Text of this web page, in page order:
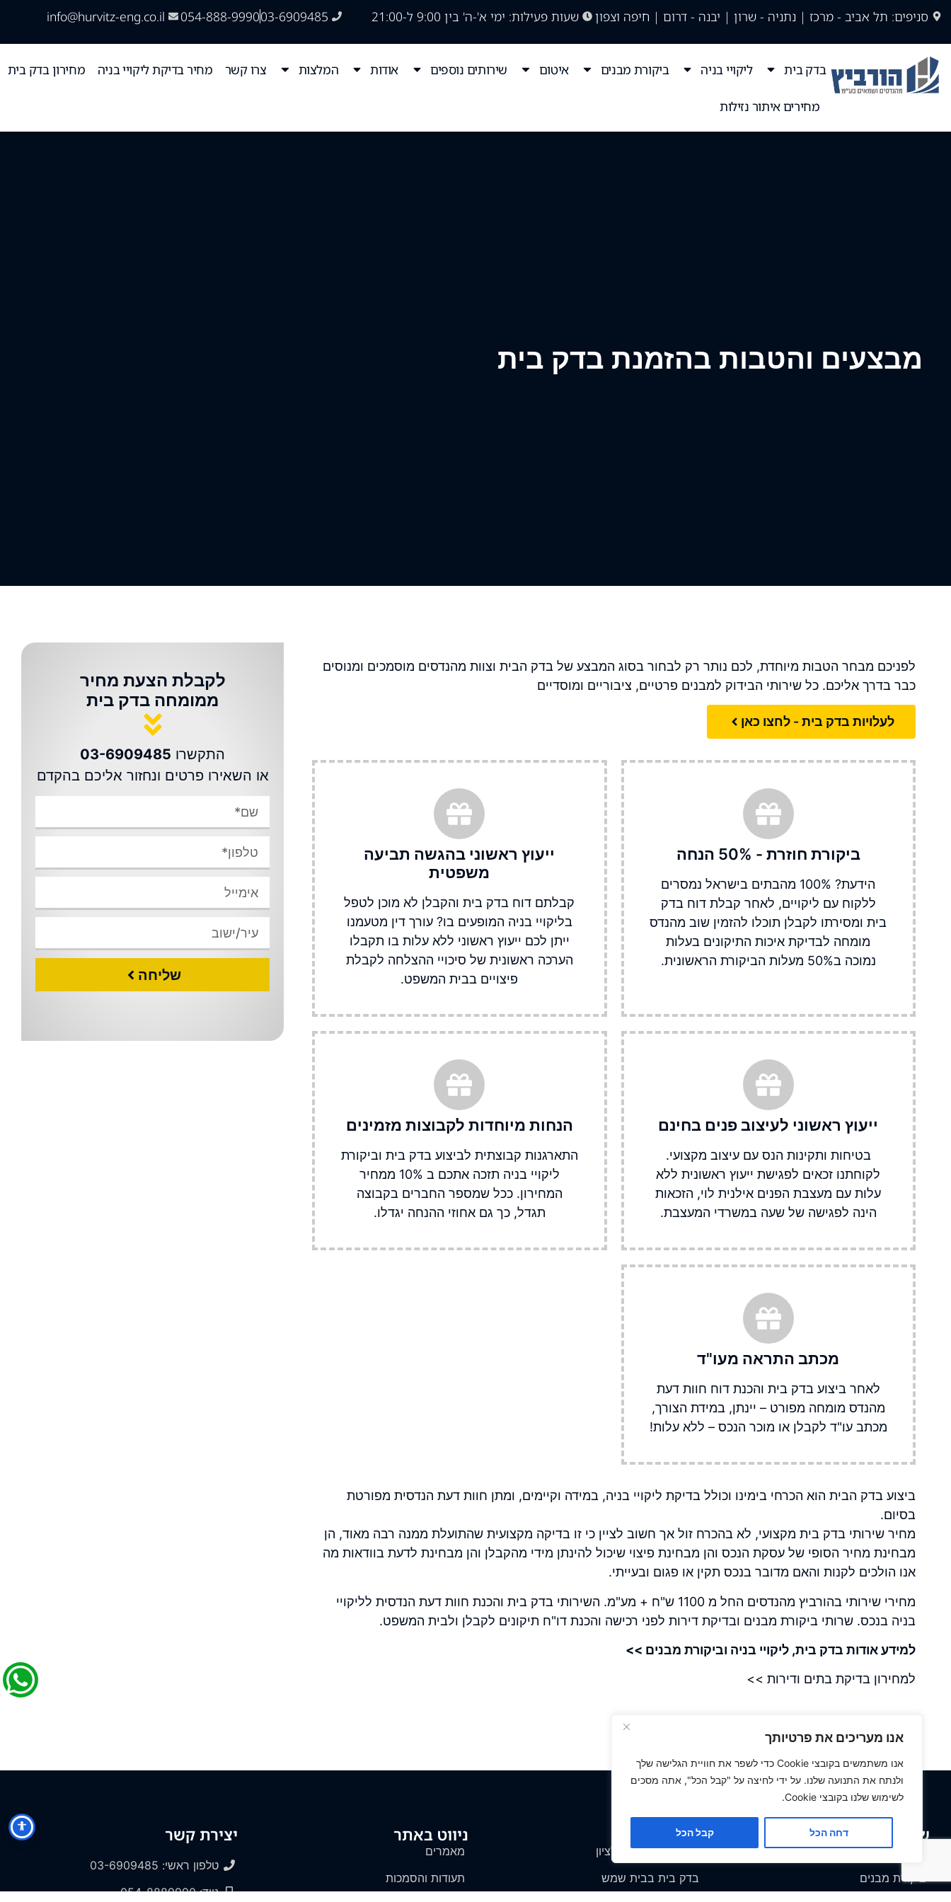
אנו מעריכים את פרטיותך
אנו משתמשים בקובצי Cookie כדי לשפר את חוויית הגלישה שלך
ולנתח את התנועה שלנו. על ידי לחיצה על "קבל הכל", אתה מסכים
לשימוש שלנו בקובצי Cookie.
דחה הכל קבל הכל
סניפים: תל אביב - מרכז | נתניה - שרון | יבנה - דרום | חיפה וצפון שעות פעילות: ימי א'-ה' בין 9:00 ל-21:00 03-6909485
054-888-9990
info@hurvitz-eng.co.il
בדק בית ליקויי בניה ביקורת מבנים איטום שירותים נוספים אודות המלצות צרו קשר מחיר בדיקת ליקויי בניה מחירון בדק בית
מחירים איתור נזילות
מבצעים והטבות בהזמנת בדק בית
לפניכם מבחר הטבות מיוחדת, לכם נותר רק לבחור בסוג המבצע של בדק הבית וצוות מהנדסים מוסמכים ומנוסים
כבר בדרך אליכם. כל שירותי הבידוק למבנים פרטיים, ציבוריים ומוסדיים
לעלויות בדק בית - לחצו כאן
ביקורת חוזרת - 50% הנחה​
הידעת? 100% מהבתים בישראל נמסרים
ללקוח עם ליקויים, לאחר קבלת דוח בדק
בית ומסירתו לקבלן תוכלו להזמין שוב מהנדס
מומחה לבדיקת איכות התיקונים בעלות
נמוכה ב50% מעלות הביקורת הראשונית.
ייעוץ ראשוני בהגשה תביעה
משפטית​
קבלתם דוח בדק בית והקבלן לא מוכן לטפל
בליקויי בניה המופעים בו? עורך דין מטעמנו
ייתן לכם ייעוץ ראשוני ללא עלות בו תקבלו
הערכה ראשונית של סיכויי ההצלחה לקבלת
פיצויים בבית המשפט.
ייעוץ ראשוני לעיצוב פנים בחינם​
בטיחות ותקינות הנס עם עיצוב מקצועי.
לקוחתנו זכאים לפגישת ייעוץ ראשונית ללא
עלות עם מעצבת הפנים אילנית לוי, הזכאות
הינה לפגישה של שעה במשרדי המעצבת.
הנחות מיוחדות לקבוצות מזמינים​
התארגנות קבוצתית לביצוע בדק בית וביקורת
ליקויי בניה תזכה אתכם ב 10% ממחיר
המחירון. ככל שמספר החברים בקבוצה
תגדל, כך גם אחוזי ההנחה יגדלו.
מכתב התראה מעו"ד
לאחר ביצוע בדק בית והכנת דוח חוות דעת
מהנדס מומחה מפורט – יינתן, במידת הצורך,
מכתב עו"ד לקבלן או מוכר הנכס – ללא עלות!
ביצוע בדק הבית הוא הכרחי בימינו וכולל בדיקת ליקויי בניה, במידה וקיימים, ומתן חוות דעת הנדסית מפורטת
בסיום.
מחיר שירותי בדק בית מקצועי, לא בהכרח זול אך חשוב לציין כי זו בדיקה מקצועית שהתועלת ממנה רבה מאוד, הן
מבחינת מחיר הסופי של עסקת הנכס והן מבחינת פיצוי שיכול להינתן מידי מהקבלן והן מבחינת לדעת בוודאות מה
אנו הולכים לקנות והאם מדובר בנכס תקין או פגום ובעייתי.
מחירי שירותי בהורביץ מהנדסים החל מ 1100 ש"ח + מע"מ. השירותי בדק בית והכנת חוות דעת הנדסית לליקויי
בניה בנכס. שרותי ביקורת מבנים ובדיקת דירות לפני רכישה והכנת דו"ח תיקונים לקבלן ולבית המשפט.
למידע אודות בדק בית, ליקויי בניה וביקורת מבנים >>
למחירון בדיקת בתים ודירות >>
לקבלת הצעת מחיר
ממומחה בדק בית
התקשרו 03-6909485
או השאירו פרטים ונחזור אליכם בהקדם
שליחה
שירותי בדק בית
בדק בית
ביקורת מבנים
אזורי פעילות
בדק בית בראשון לציון
בדק בית בבית שמש
ניווט באתר
מאמרים
תעודות והסמכות
יצירת קשר
טלפון ראשי: 03-6909485
נייד: 054-8889990